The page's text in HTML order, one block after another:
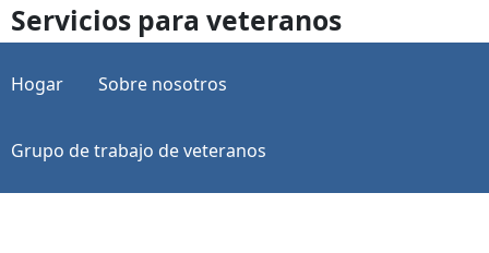
Servicios para veteranos
Hogar Sobre nosotros
Grupo de trabajo de veteranos